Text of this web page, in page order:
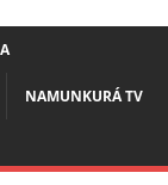
NAMUNKURÁ TV